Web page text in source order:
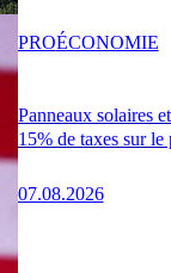
Panneaux solaires
15% de taxes sur
07.08.2026
PROÉCONOMIE